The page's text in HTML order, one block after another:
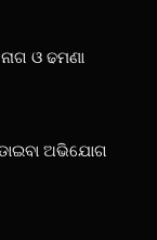
ଓ ଢମଣା
ଅଭିଯୋଗ